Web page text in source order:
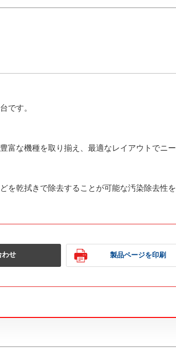
です。
な機種を取り揃え、最適なレイアウトでニー
乾拭きで除去することが可能な汚染除去性
わせ 製品ページを印刷